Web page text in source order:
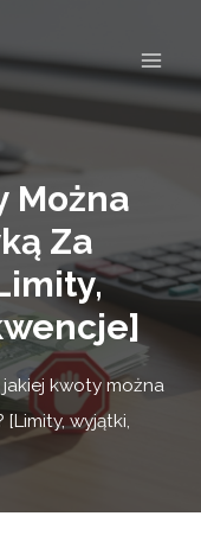
Można
Za
kwoty można
wyjątki,